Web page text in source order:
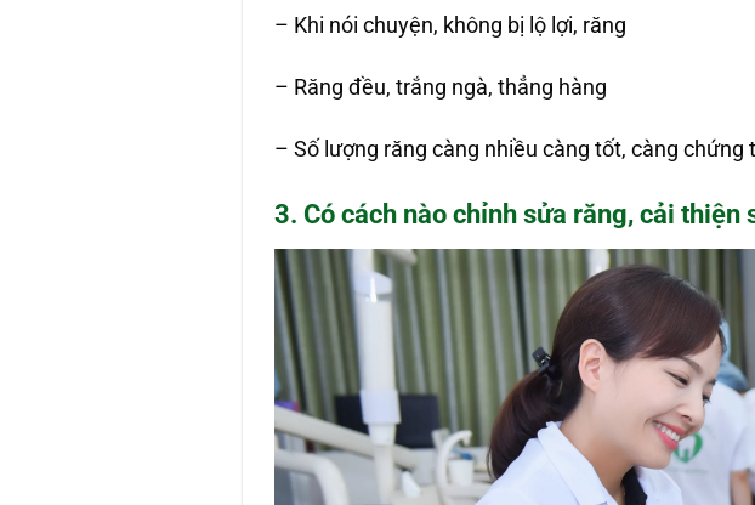
– Khi nói chuyện, không bị lộ lợi, răng
– Răng đều, trắng ngà, thẳng hàng
– Số lượng răng càng nhiều càng tốt, càng chứng
3. Có cách nào chỉnh sửa răng, cải thiện